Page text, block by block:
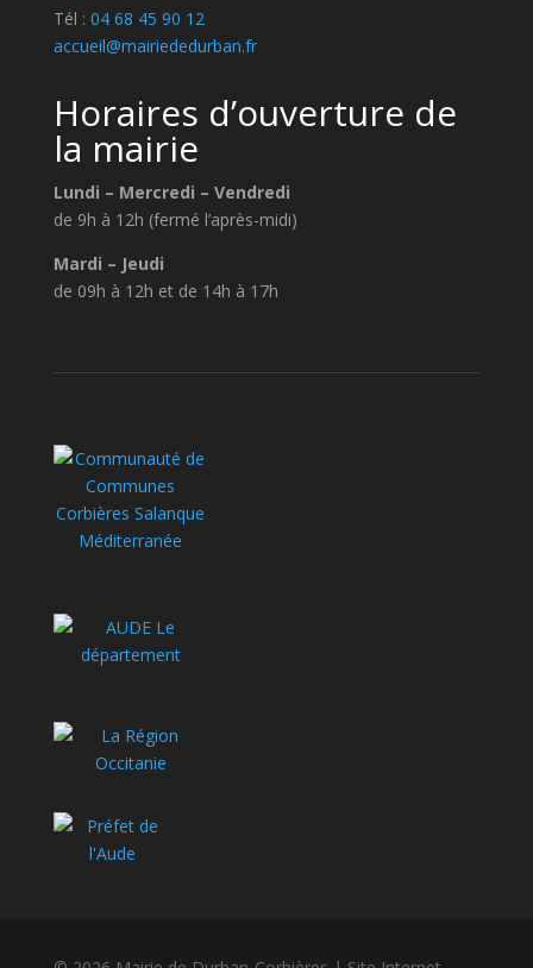
Tél : 04 68 45 90 12
accueil@mairiededurban.fr
Horaires d’ouverture de
la mairie
Lundi – Mercredi – Vendredi
de 9h à 12h (fermé l’après-midi)
Mardi – Jeudi
de 09h à 12h et de 14h à 17h